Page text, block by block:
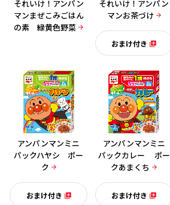
それいけ！アンパン
マンまぜこみごはん
の素 緑黄色野菜
それいけ！アンパン
マンお茶づけ
おまけ付き
アンパンマンミニ
パックハヤシ ポー
ク
おまけ付き
アンパンマンミニ
パックカレー ポー
クあまくち
おまけ付き